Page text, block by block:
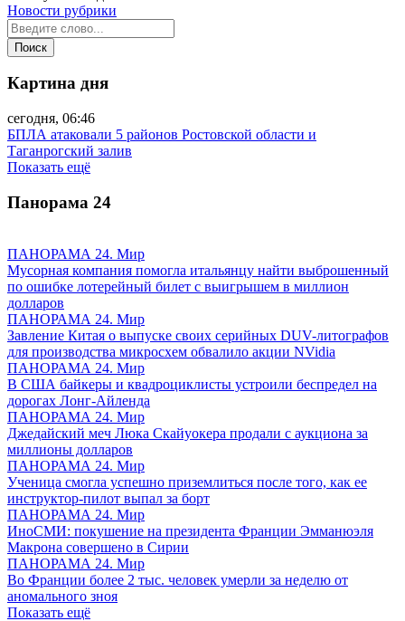
Новости рубрики
Картина дня
сегодня, 06:46
БПЛА атаковали 5 районов Ростовской области и
Таганрогский залив
Показать ещё
Панорама 24
ПАНОРАМА 24. Мир
Мусорная компания помогла итальянцу найти выброшенный
по ошибке лотерейный билет с выигрышем в миллион
долларов
ПАНОРАМА 24. Мир
Завление Китая о выпуске своих серийных DUV-литографов
для производства микросхем обвалило акции NVidia
ПАНОРАМА 24. Мир
В США байкеры и квадроциклисты устроили беспредел на
дорогах Лонг-Айленда
ПАНОРАМА 24. Мир
Джедайский меч Люка Скайуокера продали с аукциона за
миллионы долларов
ПАНОРАМА 24. Мир
Ученица смогла успешно приземлиться после того, как ее
инструктор-пилот выпал за борт
ПАНОРАМА 24. Мир
ИноСМИ: покушение на президента Франции Эмманюэля
Макрона совершено в Сирии
ПАНОРАМА 24. Мир
Во Франции более 2 тыс. человек умерли за неделю от
аномального зноя
Показать ещё